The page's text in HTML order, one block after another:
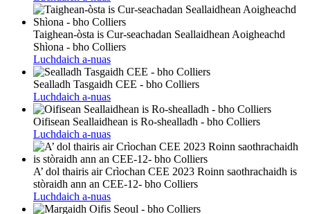
Taighean-òsta is Cur-seachadan Seallaidhean Aoigheachd
Shìona - bho Colliers
Luchdaich a-nuas
Sealladh Tasgaidh CEE - bho Colliers
Luchdaich a-nuas
Oifisean Seallaidhean is Ro-shealladh - bho Colliers
Luchdaich a-nuas
A’ dol thairis air Crìochan CEE 2023 Roinn saothrachaidh is
stòraidh ann an CEE-12- bho Colliers
Luchdaich a-nuas